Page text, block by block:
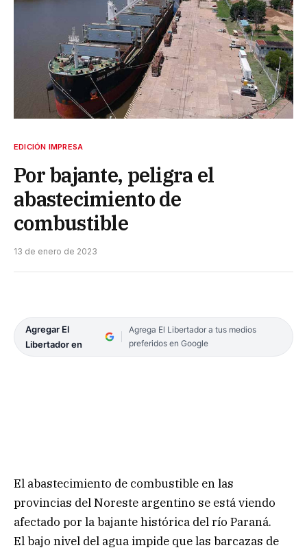
EDICIÓN IMPRESA
Por bajante, peligra el
abastecimiento de
combustible
13 de enero de 2023
Agregar El
Libertador en
Agrega El Libertador a tus medios
preferidos en Google
El abastecimiento de combustible en las
provincias del Noreste argentino se está viendo
afectado por la bajante histórica del río Paraná.
El bajo nivel del agua impide que las barcazas de